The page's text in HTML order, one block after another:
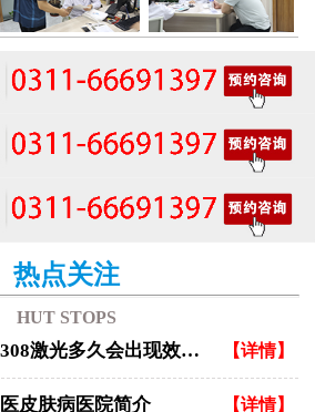
热点关注
HUT STOPS
白癜风照美国308激光多久会出现效果？ 【详情】
皮肤病医院简介 【详情】